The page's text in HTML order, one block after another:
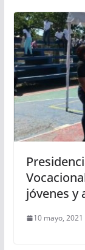
jóvenes y
10 mayo, 2021